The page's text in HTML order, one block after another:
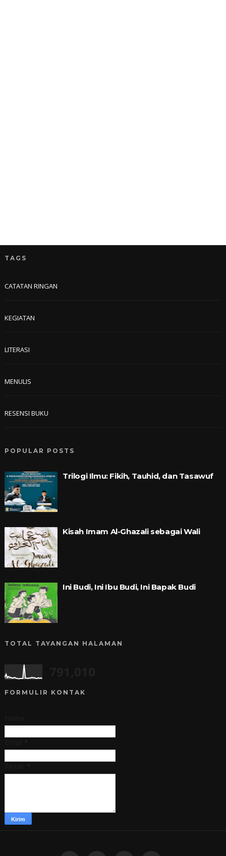
TAGS
CATATAN RINGAN
KEGIATAN
LITERASI
MENULIS
RESENSI BUKU
POPULAR POSTS
Trilogi Ilmu: Fikih, Tauhid, dan Tasawuf
Kisah Imam Al-Ghazali sebagai Wali
Ini Budi, Ini Ibu Budi, Ini Bapak Budi
TOTAL TAYANGAN HALAMAN
FORMULIR KONTAK